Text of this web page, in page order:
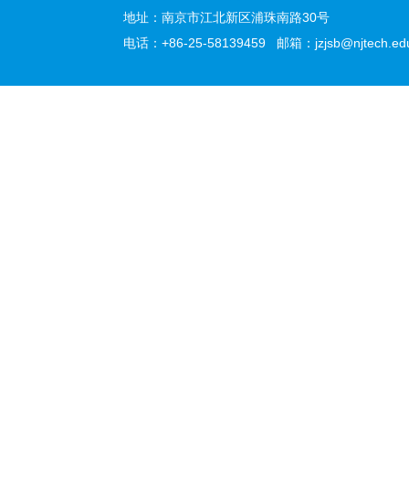
地址：南京市江北新区浦珠南路30号
电话：+86-25-58139459 邮箱：